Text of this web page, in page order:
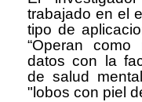
trabajado en el
tipo de
“Operan como
datos con la
de salud
"lobos con piel